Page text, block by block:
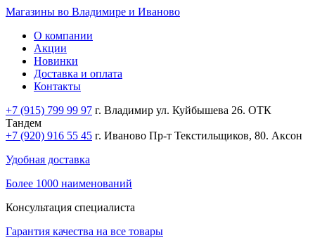
Магазины во Владимире и Иваново
О компании
Акции
Новинки
Доставка и оплата
Контакты
+7 (915) 799 99 97 г. Владимир ул. Куйбышева 26. ОТК
Тандем
+7 (920) 916 55 45 г. Иваново Пр-т Текстильщиков, 80. Аксон
Удобная доставка
Более 1000 наименований
Консультация специалиста
Гарантия качества на все товары